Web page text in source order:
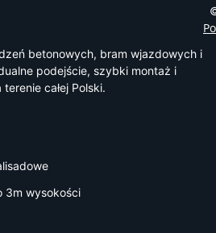
betonowych, bram wjazdowych i
podejście, szybki montaż i
całej Polski.
3m wysokości